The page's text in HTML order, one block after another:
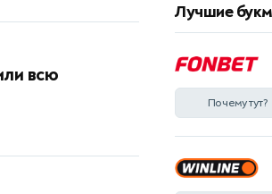
всю
Лучшие
Почему тут?